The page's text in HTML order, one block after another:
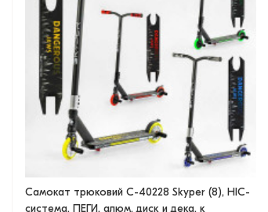
Самокат трюковий С-40228 Skyper (8), HIC-
система, ПЕГИ, алюм. диск и дека, к